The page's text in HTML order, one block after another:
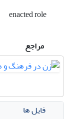
enacted role
مراجع
فایل ها